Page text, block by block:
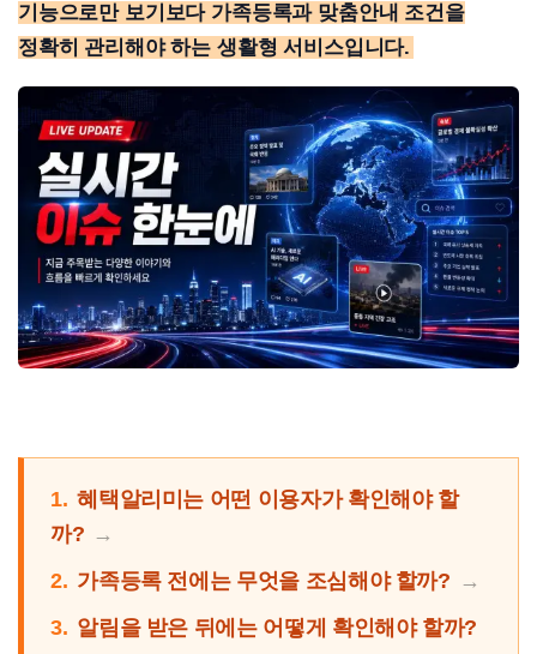
기능으로만 보기보다 가족등록과 맞춤안내 조건을
정확히 관리해야 하는 생활형 서비스입니다.
1. 혜택알리미는 어떤 이용자가 확인해야 할
까?
2. 가족등록 전에는 무엇을 조심해야 할까?
3. 알림을 받은 뒤에는 어떻게 확인해야 할까?